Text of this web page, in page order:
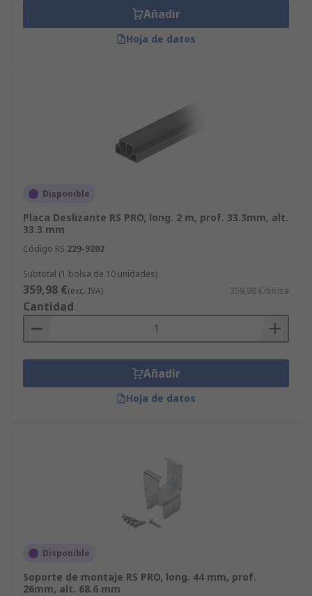
Añadir
Hoja de datos
Disponible
Placa Deslizante RS PRO, long. 2 m, prof. 33.3mm, alt.
33.3 mm
Código RS 229-9202
Subtotal (1 bolsa de 10 unidades)
359,98 €(exc. IVA) 359,98 €/bolsa
Cantidad
Añadir
Hoja de datos
Disponible
Soporte de montaje RS PRO, long. 44 mm, prof.
26mm, alt. 68.6 mm